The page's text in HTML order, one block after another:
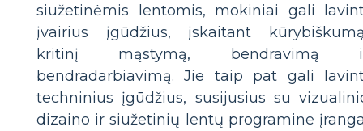
siužetinėmis lentomis, mokiniai gali
įvairius įgūdžius, įskaitant
kritinį mąstymą, bendravimą
bendradarbiavimą. Jie taip pat gali
techninius įgūdžius, susijusius su
dizaino ir siužetinių lentų programine